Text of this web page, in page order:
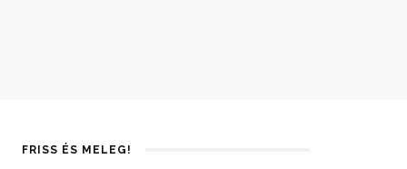
FRISS ÉS MELEG!